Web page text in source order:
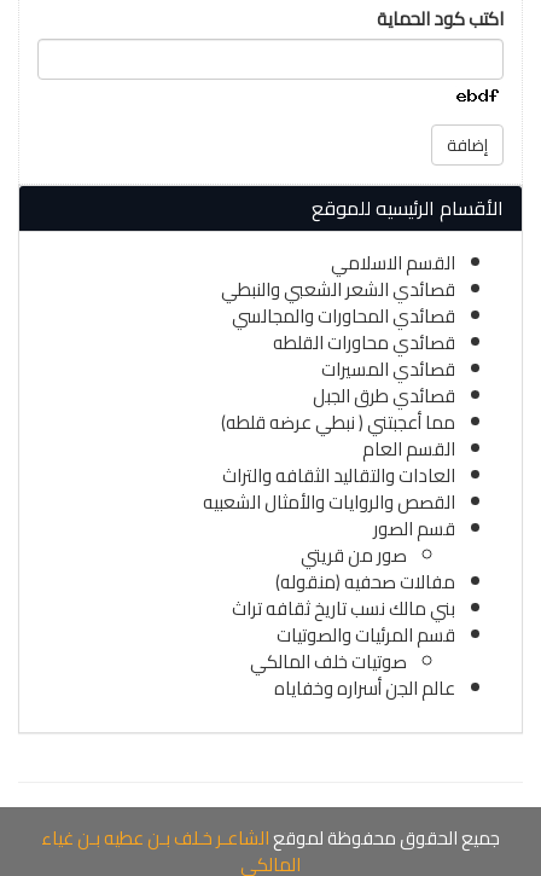
اكتب كود الحماية
إضافة
الأقسام الرئيسيه للموقع
القسم الاسلامي
قصائدي الشعر الشعبي والنبطي
قصائدي المحاورات والمجالسي
قصائدي محاورات القلطه
قصائدي المسيرات
قصائدي طرق الجبل
مما أعجبتني ( نبطي عرضه قلطه)
القسم العام
العادات والتقاليد الثقافه والتراث
القصص والروايات والأمثال الشعبيه
قسم الصور
صور من قريتي
مفالات صحفيه (منقوله)
بني مالك نسب تاريخ ثقافه تراث
قسم المرئيات والصوتيات
صوتيات خلف المالكي
عالم الجن أسراره وخفاياه
جميع الحقوق محفوظة لموقعالشاعـر خـلف بـن عطيه بـن غياء
المالكي